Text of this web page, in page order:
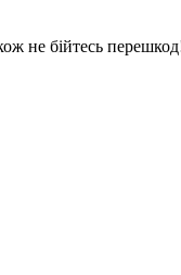
не бійтесь